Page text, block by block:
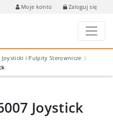
Moje konto Zaloguj się
Joysticki i Pulpity Sterownicze
Joystick